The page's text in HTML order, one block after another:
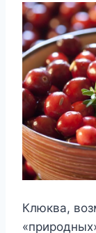
Клюква,